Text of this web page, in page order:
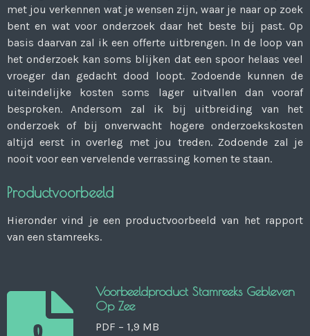
met jou verkennen wat je wensen zijn, waar je naar op zoek
bent en wat voor onderzoek daar het beste bij past. Op
basis daarvan zal ik een offerte uitbrengen. In de loop van
het onderzoek kan soms blijken dat een spoor helaas veel
vroeger dan gedacht dood loopt. Zodoende kunnen de
uiteindelijke kosten soms lager uitvallen dan vooraf
besproken. Andersom zal ik bij uitbreiding van het
onderzoek of bij onverwacht hogere onderzoekskosten
altijd eerst in overleg met jou treden. Zodoende zal je
nooit voor een vervelende verrassing komen te staan.
Productvoorbeeld
Hieronder vind je een productvoorbeeld van het rapport
van een stamreeks.
Voorbeeldproduct Stamreeks Gebleven
Op Zee
PDF – 1,9 MB